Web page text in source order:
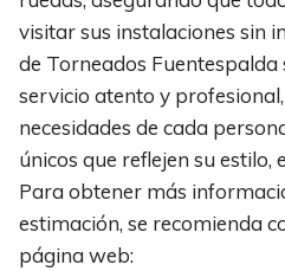
visitar sus instalaciones sin
de Torneados
servicio atento y
necesidades de cada
únicos que reflejen su estilo,
Para obtener más
estimación, se recomienda
página web: